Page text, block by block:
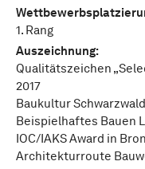
1. Rang
Auszeichnung:
Qualitätszeichen
2017
Baukultur
Beispielhaftes Bauen
IOC/IAKS Award in
Architekturroute